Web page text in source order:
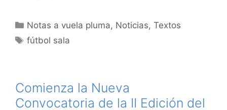
Categorías
Notas a vuela pluma, Noticias,Textos
Etiquetas
fútbol sala
Comienza la Nueva
Convocatoria de la II Edición del